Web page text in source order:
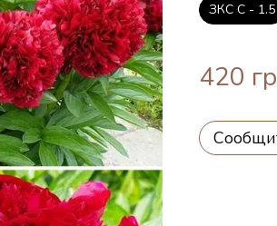
ЗКС С - 1.5
420